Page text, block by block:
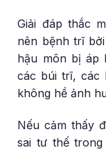
Giải đáp thắc
nên bệnh trĩ
hậu môn bị áp
các búi trĩ, các
không hề ảnh
Nếu cảm thấy
sai tư thế